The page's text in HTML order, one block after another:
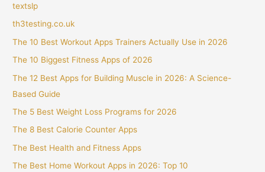
textslp
th3testing.co.uk
The 10 Best Workout Apps Trainers Actually Use in 2026
The 10 Biggest Fitness Apps of 2026
The 12 Best Apps for Building Muscle in 2026: A Science-
Based Guide
The 5 Best Weight Loss Programs for 2026
The 8 Best Calorie Counter Apps
The Best Health and Fitness Apps
The Best Home Workout Apps in 2026: Top 10